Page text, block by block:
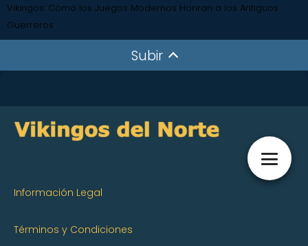
Vikingos: Cómo los Juegos Modernos Honran a los Antiguos
Guerreros
Subir
Información Legal
Términos y Condiciones